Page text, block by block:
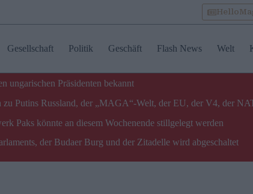
Gesellschaft Politik Geschäft Flash News Welt
ungarischen Präsidenten bekannt
Putins Russland, der „MAGA“-Welt, der EU, der V4, der
Paks könnte an diesem Wochenende stillgelegt werden
der Budaer Burg und der Zitadelle wird abgeschaltet